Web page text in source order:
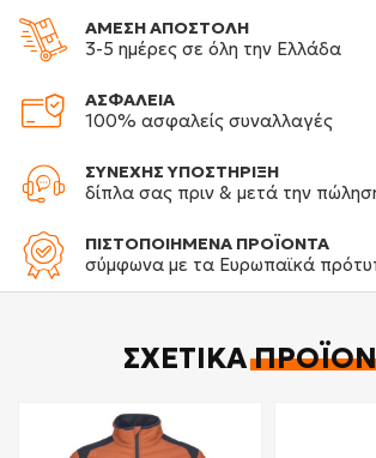
ΑΜΕΣΗ ΑΠΟΣΤΟΛΗ
3-5 ημέρες σε όλη την Ελλάδα
ΑΣΦΑΛΕΙΑ
100% ασφαλείς συναλλαγές
ΣΥΝΕΧΗΣ ΥΠΟΣΤΗΡΙΞΗ
δίπλα σας πριν & μετά την
ΠΙΣΤΟΠΟΙΗΜΕΝΑ ΠΡΟΪΟΝΤΑ
σύμφωνα με τα Ευρωπαϊκά
ΣΧΕΤΙΚΆ